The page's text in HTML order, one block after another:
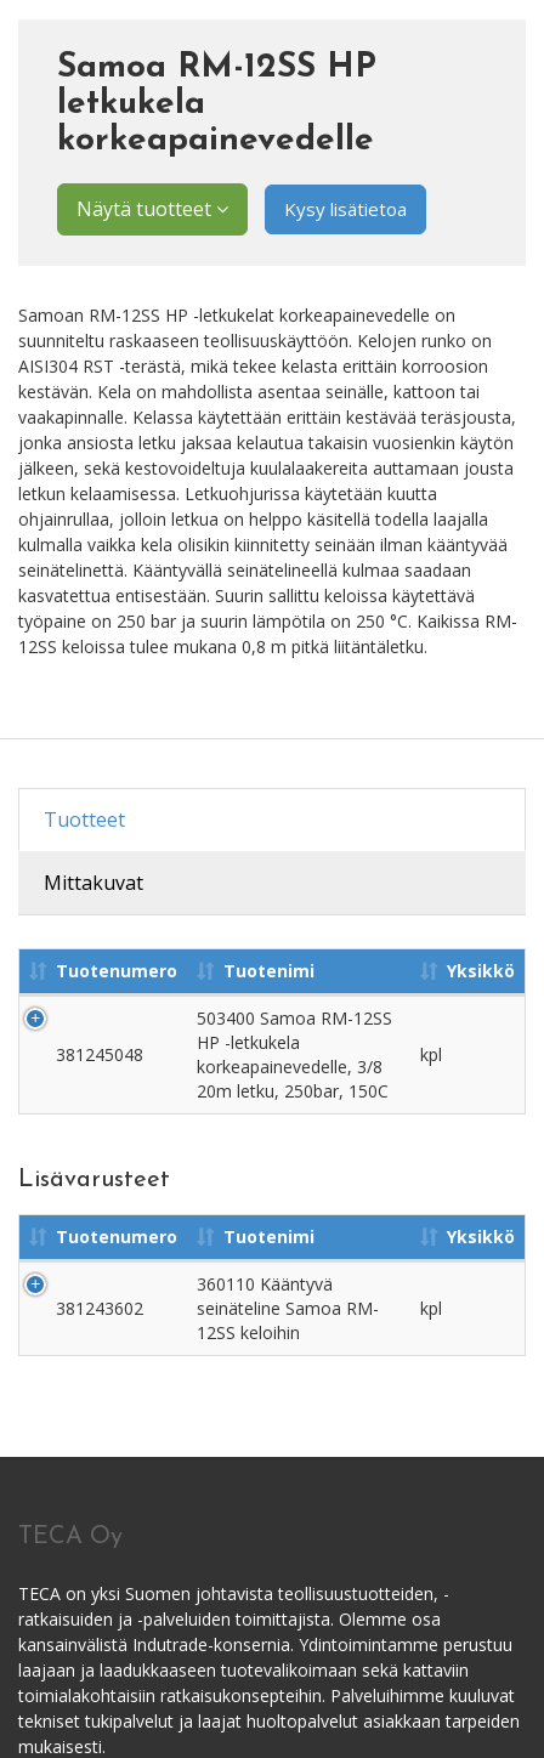
Samoa RM-12SS HP
letkukela
korkeapainevedelle
Näytä tuotteet Kysy lisätietoa
Samoan RM-12SS HP -letkukelat korkeapainevedelle on
suunniteltu raskaaseen teollisuuskäyttöön. Kelojen runko on
AISI304 RST -terästä, mikä tekee kelasta erittäin korroosion
kestävän. Kela on mahdollista asentaa seinälle, kattoon tai
vaakapinnalle. Kelassa käytettään erittäin kestävää teräsjousta,
jonka ansiosta letku jaksaa kelautua takaisin vuosienkin käytön
jälkeen, sekä kestovoideltuja kuulalaakereita auttamaan jousta
letkun kelaamisessa. Letkuohjurissa käytetään kuutta
ohjainrullaa, jolloin letkua on helppo käsitellä todella laajalla
kulmalla vaikka kela olisikin kiinnitetty seinään ilman kääntyvää
seinätelinettä. Kääntyvällä seinätelineellä kulmaa saadaan
kasvatettua entisestään. Suurin sallittu keloissa käytettävä
työpaine on 250 bar ja suurin lämpötila on 250 °C. Kaikissa RM-
12SS keloissa tulee mukana 0,8 m pitkä liitäntäletku.
Tuotteet
Mittakuvat
Tuotenumero Tuotenimi Yksikkö
381245048
503400 Samoa RM-12SS
HP -letkukela
korkeapainevedelle, 3/8
20m letku, 250bar, 150C
kpl
Lisävarusteet
Tuotenumero Tuotenimi Yksikkö
381243602
360110 Kääntyvä
seinäteline Samoa RM-
12SS keloihin
kpl
TECA Oy
TECA on yksi Suomen johtavista teollisuustuotteiden, -
ratkaisuiden ja -palveluiden toimittajista. Olemme osa
kansainvälistä Indutrade-konsernia. Ydintoimintamme perustuu
laajaan ja laadukkaaseen tuotevalikoimaan sekä kattaviin
toimialakohtaisiin ratkaisukonsepteihin. Palveluihimme kuuluvat
tekniset tukipalvelut ja laajat huoltopalvelut asiakkaan tarpeiden
mukaisesti.